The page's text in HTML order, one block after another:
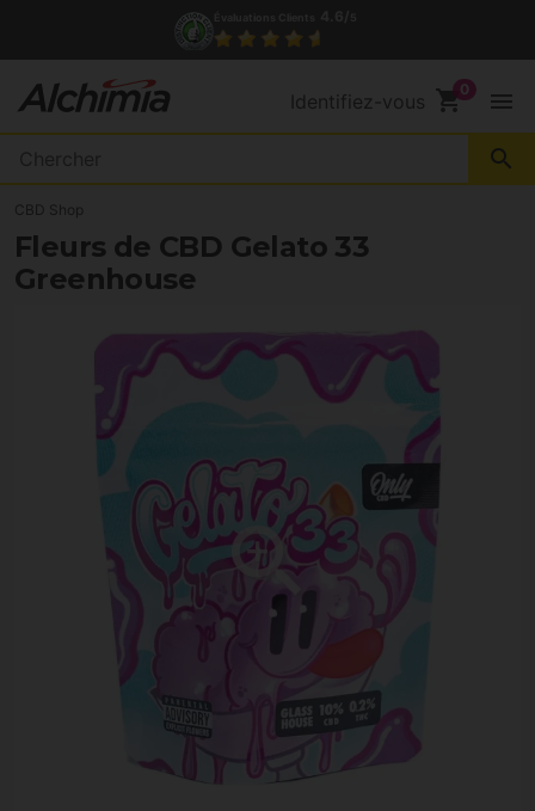
Identifiez-vous shopping_cart menu
search
CBD Shop
Fleurs de CBD Gelato 33
Greenhouse